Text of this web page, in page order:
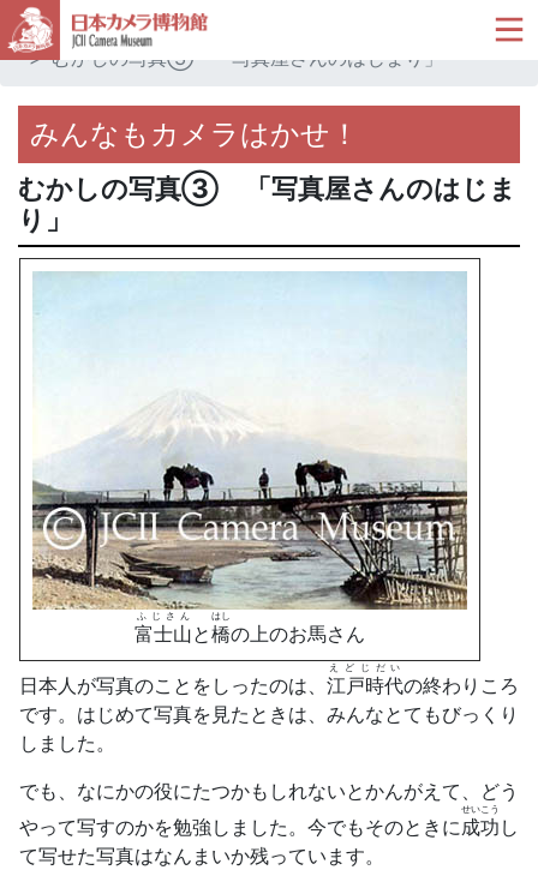
ホーム キッズコーナー
むかしの写真③ 「写真屋さんのはじまり」
みんなもカメラはかせ！
むかしの写真③ 「写真屋さんのはじま
り」
富士山
ふじさん
と橋
はし
の上のお馬さん
日本人が写真のことをしったのは、 江戸時代
えどじだい
の終わりころ
です。はじめて写真を見たときは、みんなとてもびっくり
しました。
でも、なにかの役にたつかもしれないとかんがえて、どう
やって写すのかを勉強しました。今でもそのときに成功
せいこう
し
て写せた写真はなんまいか残っています。